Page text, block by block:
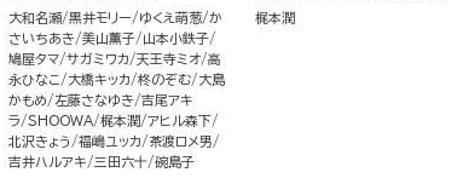
大和名瀬 黒井モリー ゆくえ萌葱 か
さいちあき
美山薫子
山本小鉄子
鳩屋タマ サガミワカ 天王寺ミオ 高
永ひなこ
大橋キッカ 柊のぞむ
大島
かもめ
左藤さなゆき
吉尾アキ
ラ
SHOOWA 梶本潤
アヒル森下
北沢きょう
福嶋ユッカ
茶渡ロメ男
吉井ハルアキ
三田六十 碗島子
梶本潤